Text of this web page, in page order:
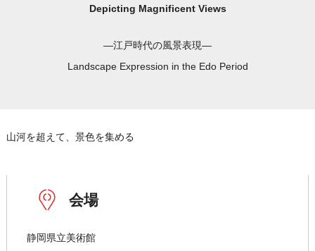
Depicting Magnificent Views
―江戸時代の風景表現―
Landscape Expression in the Edo Period
山河を超えて、景色を集める
会場
静岡県立美術館